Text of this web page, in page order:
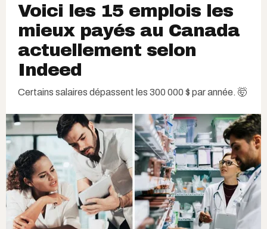
Voici les 15 emplois les
mieux payés au Canada
actuellement selon
Indeed
Certains salaires dépassent les 300 000 $ par année. 🤯